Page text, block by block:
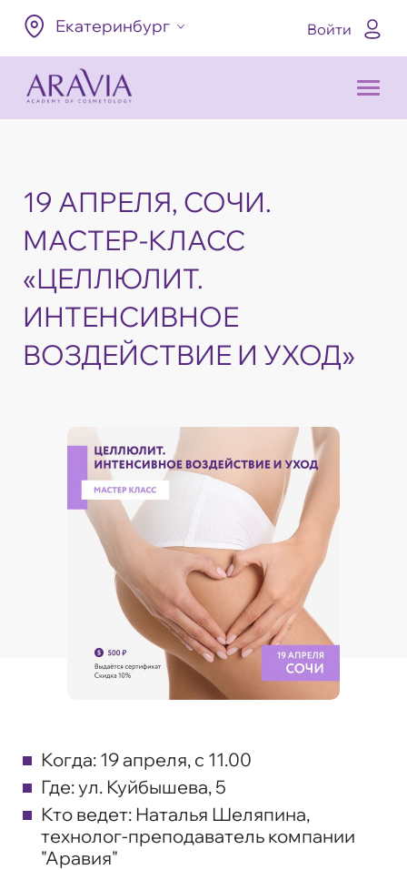
Екатеринбург Войти
19 АПРЕЛЯ, СОЧИ.
МАСТЕР-КЛАСС
«ЦЕЛЛЮЛИТ.
ИНТЕНСИВНОЕ
ВОЗДЕЙСТВИЕ И УХОД»
Когда: 19 апреля, с 11.00
Где:ул. Куйбышева, 5
Кто ведет: Наталья Шеляпина,
технолог-преподаватель компании
"Аравия"